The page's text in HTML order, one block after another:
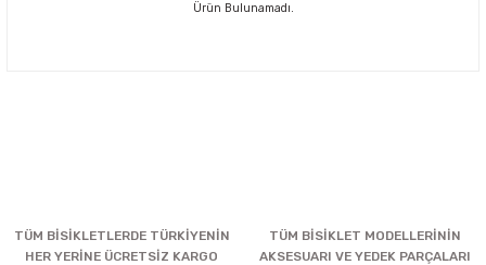
Ürün Bulunamadı.
TÜM BİSİKLETLERDE TÜRKİYENİN
HER YERİNE ÜCRETSİZ KARGO
TÜM BİSİKLET MODELLERİNİN
AKSESUARI VE YEDEK PARÇALARI